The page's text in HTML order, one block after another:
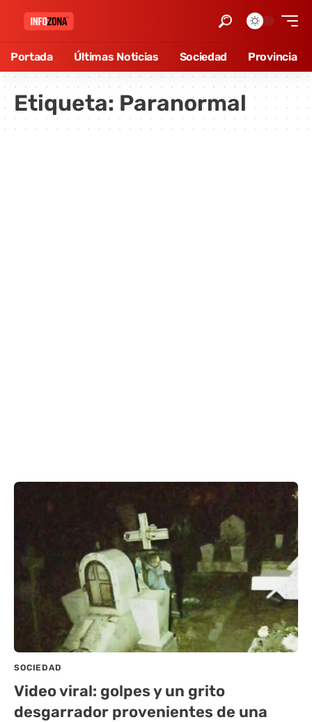
Portada Últimas Noticias Sociedad Provincia
Etiqueta: Paranormal
SOCIEDAD
Video viral: golpes y un grito
desgarrador provenientes de una